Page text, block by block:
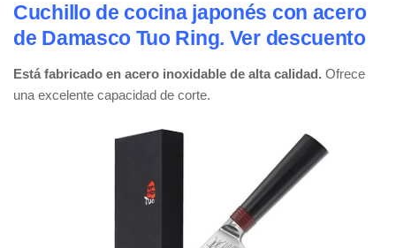
Cuchillo de cocina japonés con acero
de Damasco Tuo Ring. Ver descuento
Está fabricado en acero inoxidable de alta calidad. Ofrece
una excelente capacidad de corte.